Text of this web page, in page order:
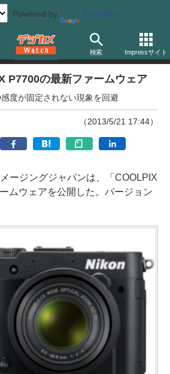
Powered by Translate
検索 Impressサイト
P7700の最新ファームウェア
度が固定されない現象を回避
（2013/5/21 17:44）
ージングジャパンは、「COOLPIX
ムウェアを公開した。バージョン